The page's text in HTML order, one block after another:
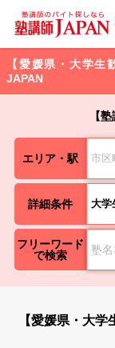
【愛媛県・大学
JAPAN
【
エリア・駅 市区
詳細条件 大学
フリーワード
で検索
【愛媛県・大